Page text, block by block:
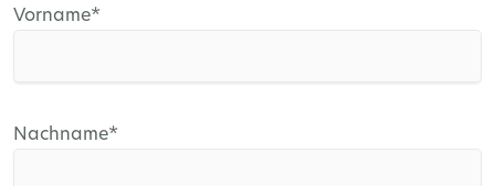
Pflichtfeld
Vorname*
Pflichtfeld
Nachname*